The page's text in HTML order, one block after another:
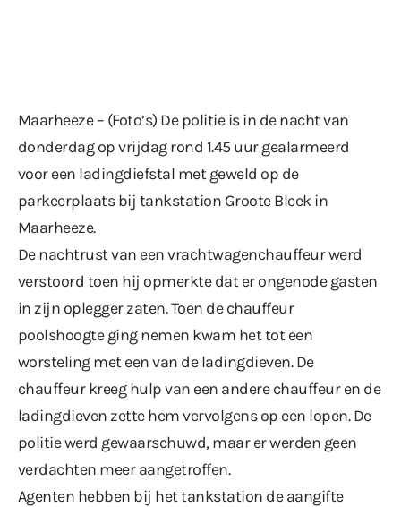
Maarheeze – (Foto’s) De politie is in de nacht van
donderdag op vrijdag rond 1.45 uur gealarmeerd
voor een ladingdiefstal met geweld op de
parkeerplaats bij tankstation Groote Bleek in
Maarheeze.
De nachtrust van een vrachtwagenchauffeur werd
verstoord toen hij opmerkte dat er ongenode gasten
in zijn oplegger zaten. Toen de chauffeur
poolshoogte ging nemen kwam het tot een
worsteling met een van de ladingdieven. De
chauffeur kreeg hulp van een andere chauffeur en de
ladingdieven zette hem vervolgens op een lopen. De
politie werd gewaarschuwd, maar er werden geen
verdachten meer aangetroffen.
Agenten hebben bij het tankstation de aangifte